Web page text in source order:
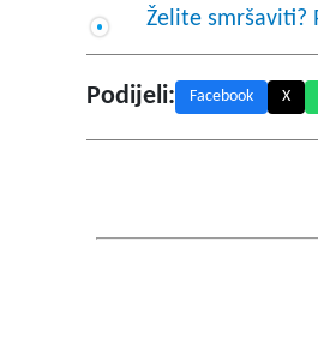
Želite smršaviti?
Podijeli: Facebook X